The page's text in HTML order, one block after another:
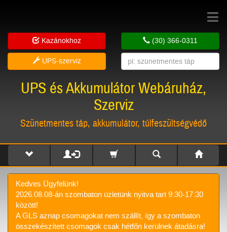
Toggle
Kazánokhoz
UPS-szerviz
(30) 366-0311
UPS és Akkumulátor Webáruház,
Szerviz
Szünetmentes táp, akkumulátor, túlfeszültségvédő
Kedves Ügyfelünk!
2026.08.08-án szombaton üzletünk nyitva tart 9:30-17:30
között!
A GLS aznap csomagokat nem szállít, így a szombaton
összekészített csomagok csak hétfőn kerülnek átadásra!